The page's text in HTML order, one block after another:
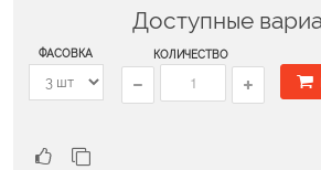
Доступные
ФАСОВКА КОЛИЧЕСТВО